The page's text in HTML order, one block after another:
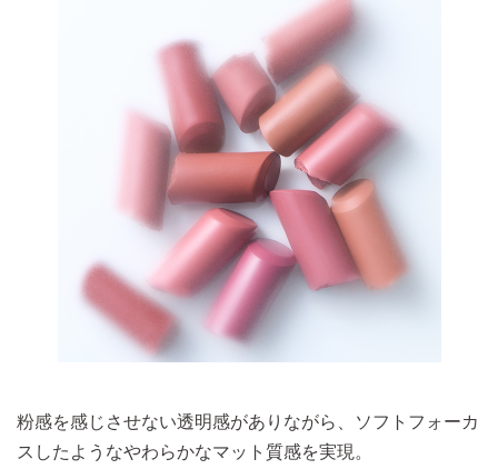
粉感を感じさせない透明感がありながら、ソフトフォーカ
スしたようなやわらかなマット質感を実現。